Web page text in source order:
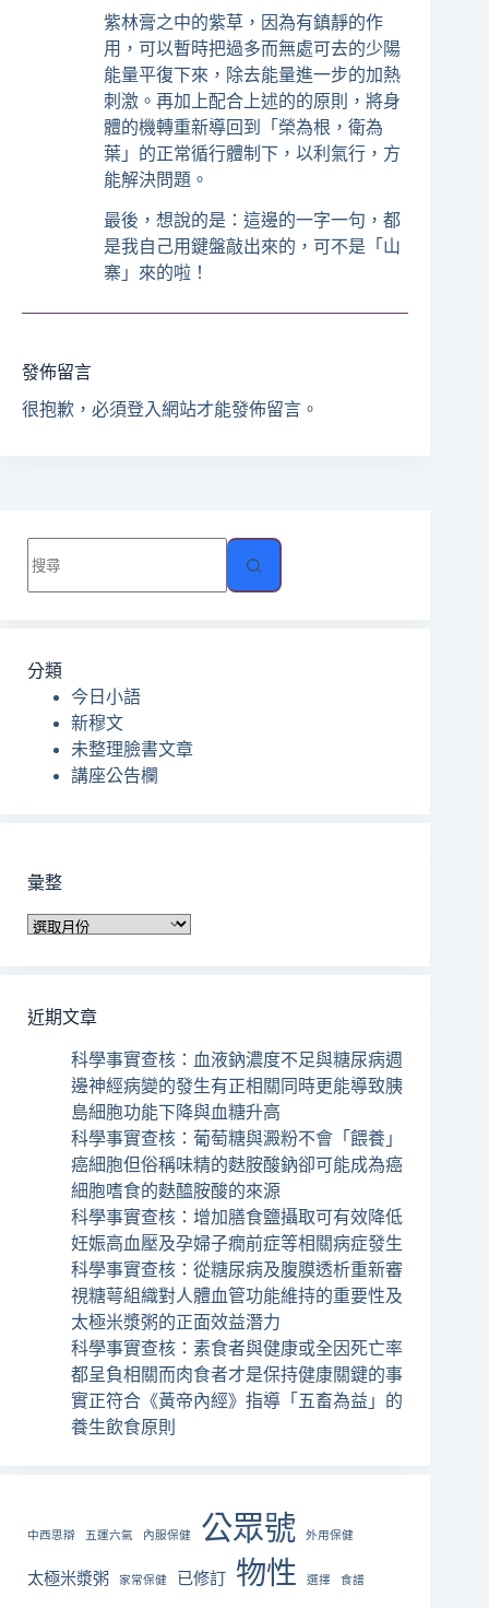
紫林膏之中的紫草，因為有鎮靜的作
用，可以暫時把過多而無處可去的少陽
能量平復下來，除去能量進一步的加熱
刺激。再加上配合上述的的原則，將身
體的機轉重新導回到「榮為根，衛為
葉」的正常循行體制下，以利氣行，方
能解決問題。
最後，想說的是：這邊的一字一句，都
是我自己用鍵盤敲出來的，可不是「山
寨」來的啦！
發佈留言
很抱歉，必須登入網站才能發佈留言。
不
條
分類
今日小語
新穆文
未整理臉書文章
講座公告欄
彙整
彙
近期文章
科學事實查核：血液鈉濃度不足與糖尿病週
邊神經病變的發生有正相關同時更能導致胰
島細胞功能下降與血糖升高
科學事實查核：葡萄糖與澱粉不會「餵養」
癌細胞但俗稱味精的麩胺酸鈉卻可能成為癌
細胞嗜食的麩醯胺酸的來源
科學事實查核：增加膳食鹽攝取可有效降低
妊娠高血壓及孕婦子癇前症等相關病症發生
科學事實查核：從糖尿病及腹膜透析重新審
視糖萼組織對人體血管功能維持的重要性及
太極米漿粥的正面效益潛力
科學事實查核：素食者與健康或全因死亡率
都呈負相關而肉食者才是保持健康關鍵的事
實正符合《黃帝內經》指導「五畜為益」的
養生飲食原則
中西思辯 五運六氣 內服保健 公眾號 外用保健
太極米漿粥 家常保健 已修訂 物性 選擇 食譜